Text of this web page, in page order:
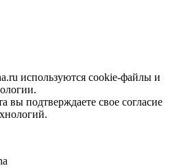
используются coоkie-файлы и
вы подтверждаете свое согласие